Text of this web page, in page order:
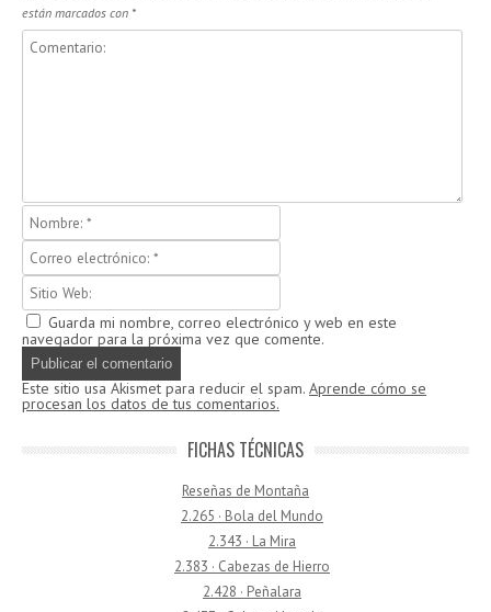
están marcados con *
Guarda mi nombre, correo electrónico y web en este
navegador para la próxima vez que comente.
Este sitio usa Akismet para reducir el spam. Aprende cómo se
procesan los datos de tus comentarios.
FICHAS TÉCNICAS
Reseñas de Montaña
2.265 · Bola del Mundo
2.343 · La Mira
2.383 · Cabezas de Hierro
2.428 · Peñalara